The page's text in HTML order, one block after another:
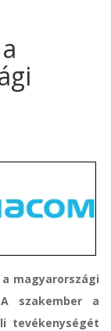
magyarországi
szakember a
tevékenységét